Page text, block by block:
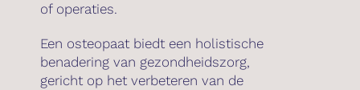
of operaties.
Een osteopaat biedt een holistische
benadering van gezondheidszorg,
gericht op het verbeteren van de